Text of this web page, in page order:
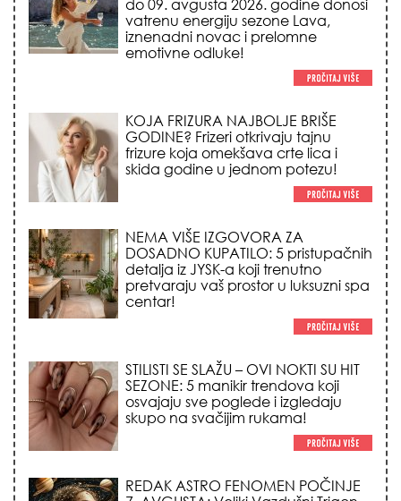
GODINE? Frizeri otkrivaju tajnu
frizure koja omekšava crte lica i
skida godine u jednom potezu!
NEMA VIŠE IZGOVORA ZA
DOSADNO KUPATILO: 5 pristupačnih
detalja iz JYSK-a koji trenutno
pretvaraju vaš prostor u luksuzni spa
centar!
STILISTI SE SLAŽU – OVI NOKTI SU HIT
SEZONE: 5 manikir trendova koji
osvajaju sve poglede i izgledaju
skupo na svačijim rukama!
REDAK ASTRO FENOMEN POČINJE
7. AVGUSTA: Veliki Vazdušni Trigon
otvara kapiju sreće i menja sudbinu
za 3 znaka!
LJUDI U SRBIJI MASOVNO KUPUJU